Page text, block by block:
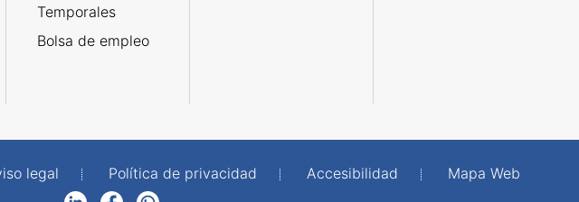
Temporales
Bolsa de empleo
legal Política de privacidad Accesibilidad
Mapa Web